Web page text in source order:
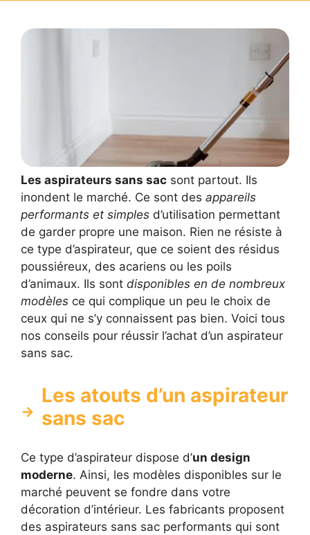
Les aspirateurs sans sac sont partout. Ils
inondent le marché. Ce sont des appareils
performants et simples d’utilisation permettant
de garder propre une maison. Rien ne résiste à
ce type d’aspirateur, que ce soient des résidus
poussiéreux, des acariens ou les poils
d’animaux. Ils sont disponibles en de nombreux
modèles ce qui complique un peu le choix de
ceux qui ne s’y connaissent pas bien. Voici tous
nos conseils pour réussir l’achat d’un aspirateur
sans sac.
Les atouts d’un aspirateur
sans sac
Ce type d’aspirateur dispose d’un design
moderne. Ainsi, les modèles disponibles sur le
marché peuvent se fondre dans votre
décoration d’intérieur. Les fabricants proposent
des aspirateurs sans sac performants qui sont